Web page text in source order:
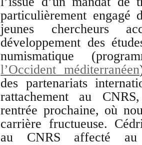
particulièrement engagé
jeunes chercheurs
développement des
numismatique
l’Occident méditerranéen
des partenariats
rattachement au
rentrée prochaine, où
carrière fructueuse.
au CNRS affecté